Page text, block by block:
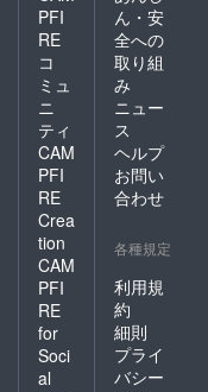
PFI
RE
コ
ミュ
ニ
ティ
CAM
PFI
RE
Crea
tion
CAM
PFI
RE
for
Soci
al
ん・安
全への
取り組
み
ニュー
ス
ヘルプ
お問い
合わせ
各種規定
利用規
約
細則
プライ
バシー